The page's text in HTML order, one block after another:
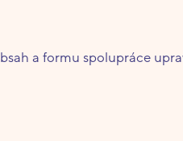
a formu spolupráce